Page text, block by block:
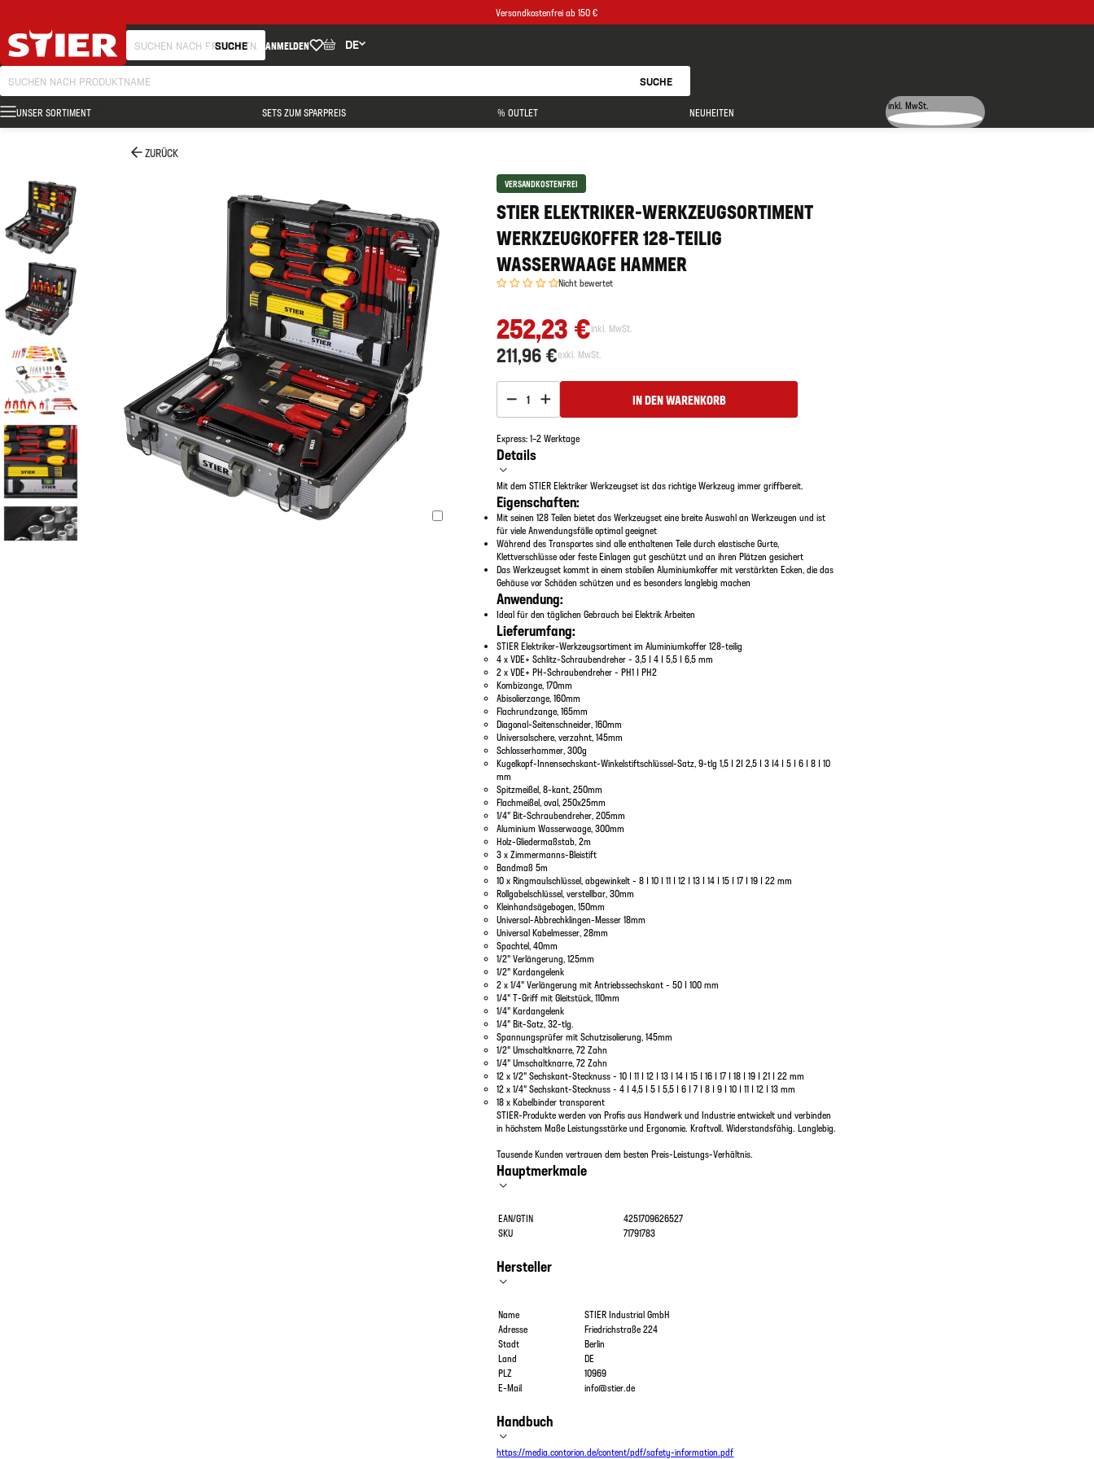
Versandkostenfrei ab 150 €
SUCHE ANMELDEN DE
SUCHE
UNSER SORTIMENT SETS ZUM SPARPREIS % OUTLET NEUHEITEN inkl. MwSt.
ZURÜCK
VERSANDKOSTENFREI
STIER ELEKTRIKER-WERKZEUGSORTIMENT
WERKZEUGKOFFER 128-TEILIG
WASSERWAAGE HAMMER
Nicht bewertet
252,23 €inkl. MwSt.
211,96 €exkl. MwSt.
1 IN DEN WARENKORB
Express: 1–2 Werktage
Details
Mit dem STIER Elektriker Werkzeugset ist das richtige Werkzeug immer griffbereit.
Eigenschaften:
Mit seinen 128 Teilen bietet das Werkzeugset eine breite Auswahl an Werkzeugen und ist
für viele Anwendungsfälle optimal geeignet
Während des Transportes sind alle enthaltenen Teile durch elastische Gurte,
Klettverschlüsse oder feste Einlagen gut geschützt und an ihren Plätzen gesichert
Das Werkzeugset kommt in einem stabilen Aluminiumkoffer mit verstärkten Ecken, die das
Gehäuse vor Schäden schützen und es besonders langlebig machen
Anwendung:
Ideal für den täglichen Gebrauch bei Elektrik Arbeiten
Lieferumfang:
STIER Elektriker-Werkzeugsortiment im Aluminiumkoffer 128-teilig
4 x VDE+ Schlitz-Schraubendreher - 3,5 | 4 | 5,5 | 6,5 mm
2 x VDE+ PH-Schraubendreher - PH1 | PH2
Kombizange, 170mm
Abisolierzange, 160mm
Flachrundzange, 165mm
Diagonal-Seitenschneider, 160mm
Universalschere, verzahnt, 145mm
Schlosserhammer, 300g
Kugelkopf-Innensechskant-Winkelstiftschlüssel-Satz, 9-tlg 1,5 | 2| 2,5 | 3 |4 | 5 | 6 | 8 | 10
mm
Spitzmeißel, 8-kant, 250mm
Flachmeißel, oval, 250x25mm
1/4" Bit-Schraubendreher, 205mm
Aluminium Wasserwaage, 300mm
Holz-Gliedermaßstab, 2m
3 x Zimmermanns-Bleistift
Bandmaß 5m
10 x Ringmaulschlüssel, abgewinkelt - 8 | 10 | 11 | 12 | 13 | 14 | 15 | 17 | 19 | 22 mm
Rollgabelschlüssel, verstellbar, 30mm
Kleinhandsägebogen, 150mm
Universal-Abbrechklingen-Messer 18mm
Universal Kabelmesser, 28mm
Spachtel, 40mm
1/2" Verlängerung, 125mm
1/2" Kardangelenk
2 x 1/4" Verlängerung mit Antriebssechskant - 50 | 100 mm
1/4" T-Griff mit Gleitstück, 110mm
1/4" Kardangelenk
1/4" Bit-Satz, 32-tlg.
Spannungsprüfer mit Schutzisolierung, 145mm
1/2" Umschaltknarre, 72 Zahn
1/4" Umschaltknarre, 72 Zahn
12 x 1/2" Sechskant-Stecknuss - 10 | 11 | 12 | 13 | 14 | 15 | 16 | 17 | 18 | 19 | 21 | 22 mm
12 x 1/4" Sechskant-Stecknuss - 4 | 4,5 | 5 | 5,5 | 6 | 7 | 8 | 9 | 10 | 11 | 12 | 13 mm
18 x Kabelbinder transparent
STIER-Produkte werden von Profis aus Handwerk und Industrie entwickelt und verbinden
in höchstem Maße Leistungsstärke und Ergonomie. Kraftvoll. Widerstandsfähig. Langlebig.
Tausende Kunden vertrauen dem besten Preis-Leistungs-Verhältnis.
Hauptmerkmale
EAN/GTIN
4251709626527
SKU
71791783
Hersteller
Name
STIER Industrial GmbH
Adresse
Friedrichstraße 224
Stadt
Berlin
Land
DE
PLZ
10969
E-Mail
info@stier.de
Handbuch
https://media.contorion.de/content/pdf/safety-information.pdf